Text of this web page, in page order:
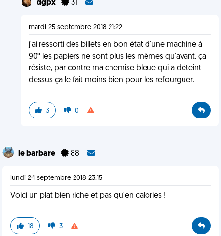
dgpx 31
mardi 25 septembre 2018 21:22
j'ai ressorti des billets en bon état d'une machine à
90° les papiers ne sont plus les mêmes qu'avant, ça
résiste, par contre ma chemise bleue qui a déteint
dessus ça le fait moins bien pour les refourguer.
3 0
le barbare 88
lundi 24 septembre 2018 23:15
Voici un plat bien riche et pas qu'en calories !
18 3